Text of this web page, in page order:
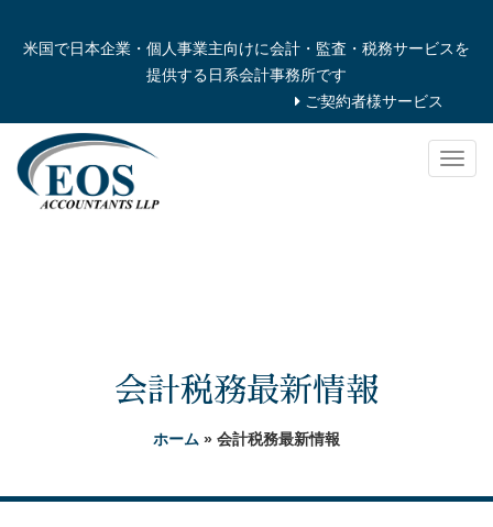
米国で日本企業・個人事業主向けに会計・監査・税務サービスを
提供する日系会計事務所です
ご契約者様サービス
会計税務最新情報
ホーム » 会計税務最新情報